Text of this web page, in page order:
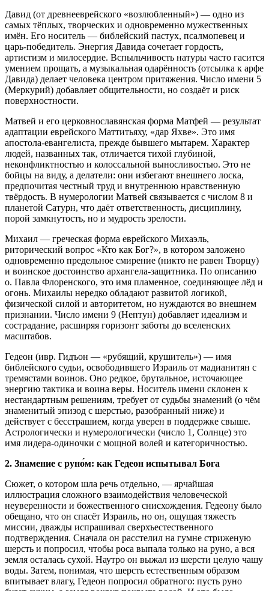
Давид (от древнееврейского «возлюбленный») — одно из
самых тёплых, творческих и одновременно мужественных
имён. Его носитель — библейский пастух, псалмопевец и
царь-победитель. Энергия Давида сочетает гордость,
артистизм и милосердие. Вспыльчивость натуры часто гасится
умением прощать, а музыкальная одарённость (отсылка к арфе
Давида) делает человека центром притяжения. Число имени 5
(Меркурий) добавляет общительности, но создаёт и риск
поверхностности.
Матвей и его церковнославянская форма Матфей — результат
адаптации еврейского Маттитьяху, «дар Яхве». Это имя
апостола-евангелиста, прежде бывшего мытарем. Характер
людей, названных так, отличается тихой глубиной,
неконфликтностью и колоссальной выносливостью. Это не
бойцы на виду, а делатели: они избегают внешнего лоска,
предпочитая честный труд и внутреннюю нравственную
твёрдость. В нумерологии Матвей связывается с числом 8 и
планетой Сатурн, что даёт ответственность, дисциплину,
порой замкнутость, но и мудрость зрелости.
Михаил — греческая форма еврейского Михаэль,
риторический вопрос «Кто как Бог?», в котором заложено
одновременно предельное смирение (никто не равен Творцу)
и воинское достоинство архангела-защитника. По описанию
о. Павла Флоренского, это имя пламенное, соединяющее лёд и
огонь. Михаилы нередко обладают развитой логикой,
физической силой и авторитетом, но нуждаются во внешнем
признании. Число имени 9 (Нептун) добавляет идеализм и
сострадание, расширяя горизонт заботы до вселенских
масштабов.
Гедеон (ивр. Гидъон — «рубящий, крушитель») — имя
библейского судьи, освободившего Израиль от мадианитян с
тремястами воинов. Оно редкое, брутальное, источающее
энергию тактика и воина веры. Носитель имени склонен к
нестандартным решениям, требует от судьбы знамений (о чём
знаменитый эпизод с шерстью, разобранный ниже) и
действует с бесстрашием, когда уверен в поддержке свыше.
Астрологически и нумерологически (число 1, Солнце) это
имя лидера-одиночки с мощной волей и категоричностью.
2. Знамение с руно́м: как Гедеон испытывал Бога
Сюжет, о котором шла речь отдельно, — ярчайшая
иллюстрация сложного взаимодействия человеческой
неуверенности и божественного снисхождения. Гедеону было
обещано, что он спасёт Израиль, но он, ощущая тяжесть
миссии, дважды испрашивал сверхъестественного
подтверждения. Сначала он расстелил на гумне стриженую
шерсть и попросил, чтобы роса выпала только на руно, а вся
земля осталась сухой. Наутро он выжал из шерсти целую чашу
воды. Затем, понимая, что шерсть естественным образом
впитывает влагу, Гедеон попросил обратного: пусть руно